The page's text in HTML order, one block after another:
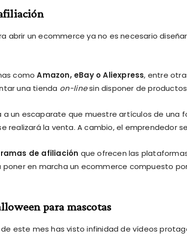
abrir un ecommerce ya no es necesario
comoAmazon, eBay o Aliexpress, entre
una tienda on-linesin disponer de
a un escaparate que muestre artículos de una
realizará la venta. A cambio, el emprendedor
de afiliación que ofrecen las
en marcha un ecommerce compuesto
para mascotas
este mes has visto infinidad de vídeos